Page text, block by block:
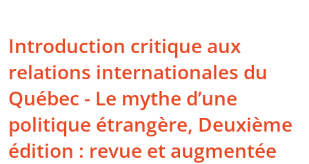
Introduction critique aux
relations internationales du
Québec - Le mythe d’une
politique étrangère, Deuxième
édition : revue et augmentée